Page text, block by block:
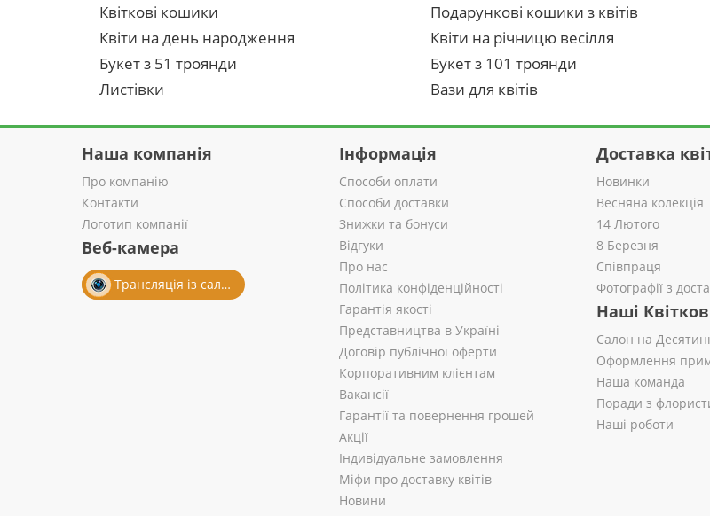
Квіткові кошики
Подарункові кошики з квітів
Квіти на день народження
Квіти на річницю весілля
Букет з 51 троянди
Букет з 101 троянди
Листівки
Вази для квітів
Наша компанія
Про компанію
Контакти
Логотип компанії
Веб-камера
Трансляція із салону
Інформація
Способи оплати
Способи доставки
Знижки та бонуси
Відгуки
Про нас
Політика конфіденційності
Гарантія якості
Представництва в Україні
Договір публічної оферти
Корпоративним клієнтам
Вакансії
Гарантії та повернення грошей
Акції
Індивідуальне замовлення
Міфи про доставку квітів
Новини
Доставка
Новинки
Весняна колекція
14 Лютого
8 Березня
Співпраця
Фотографії з
Наші
Салон на
Оформлення
Наша команда
Поради з
Наші роботи